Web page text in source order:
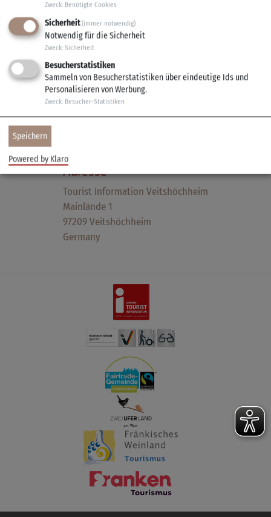
Öffnungszeiten
Mo – Fr: 10 Uhr - 18 Uhr
Sa: 10 Uhr - 14 Uhr
Adresse
Tourist Information Veitshöchheim
Mainlände 1
97209 Veitshöchheim
Germany
Zweck: Benötigte Cookies
Sicherheit(immer notwendig)
Notwendig für die Sicherheit
Zweck: Sicherheit
Besucherstatistiken
Sammeln von Besucherstatistiken über eindeutige Ids und
Personalisieren von Werbung.
Zweck: Besucher-Statistiken
Speichern
Powered by Klaro